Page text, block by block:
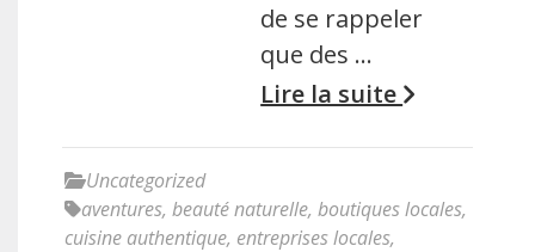
de se rappeler
que des …
Lire la suite
Uncategorized
aventures, beauté naturelle, boutiques locales,
cuisine authentique, entreprises locales,